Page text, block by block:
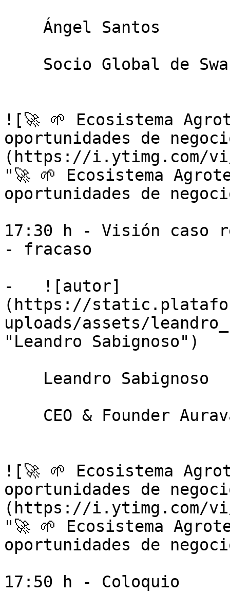
![🚀 🌱 Ecosistema
oportunidades de
(https://i.ytimg.com/vi/
"🚀 🌱 Ecosistema
oportunidades de
17:30 h - Visión caso
- fracaso
-   ![autor]
(https://
uploads/assets/
"Leandro Sabignoso")
![🚀 🌱 Ecosistema
oportunidades de
(https://i.ytimg.com/vi/
"🚀 🌱 Ecosistema
oportunidades de
17:50 h - Coloquio